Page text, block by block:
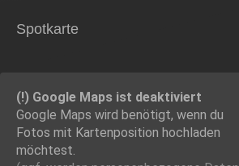
Spotkarte
(!) Google Maps ist deaktiviert
Google Maps wird benötigt, wenn du
Fotos mit Kartenposition hochladen
möchtest.